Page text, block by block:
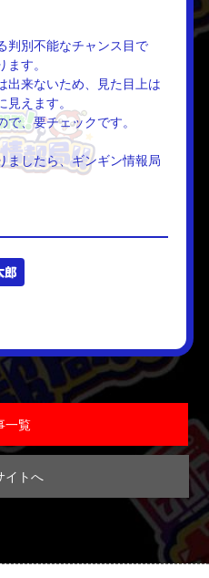
判別不能なチャンス目で
ます。
出来ないため、見た目上は
えます。
、要チェックです。
ましたら、ギンギン情報局
郎
一覧
イトへ